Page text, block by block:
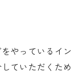
やっているイン
ていただくため